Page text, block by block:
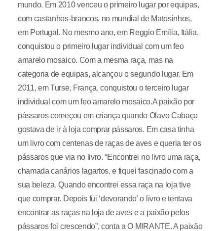
mundo. Em 2010 venceu o primeiro lugar por equipas,
com castanhos-brancos, no mundial de Matosinhos,
em Portugal. No mesmo ano, em Reggio Emília, Itália,
conquistou o primeiro lugar individual com um feo
amarelo mosaico. Com a mesma raça, mas na
categoria de equipas, alcançou o segundo lugar. Em
2011, em Turse, França, conquistou o terceiro lugar
individual com um feo amarelo mosaico.A paixão por
pássaros começou em criança quando Olavo Cabaço
gostava de ir à loja comprar pássaros. Em casa tinha
um livro com centenas de raças de aves e queria ter os
pássaros que via no livro. “Encontrei no livro uma raça,
chamada canários lagartos, e fiquei fascinado com a
sua beleza. Quando encontrei essa raça na loja tive
que comprar. Depois fui ‘devorando’ o livro e tentava
encontrar as raças na loja de aves e a paixão pelos
pássaros foi crescendo”, conta a O MIRANTE. A paixão